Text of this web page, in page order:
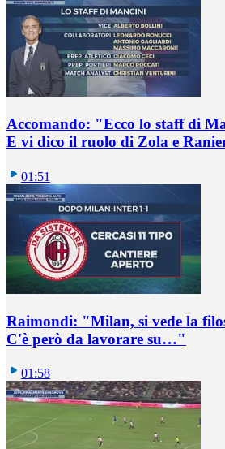
Accomando: "Ecco lo staff di
E vi dico il ruolo di Zola e
01:51
Raimondi: "Milan, si vede la
C'è però da lavorare su…"
01:58